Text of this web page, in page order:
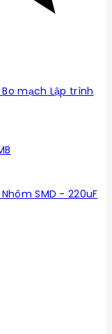
Bo mạch Lập trình
Nhôm SMD - 220uF